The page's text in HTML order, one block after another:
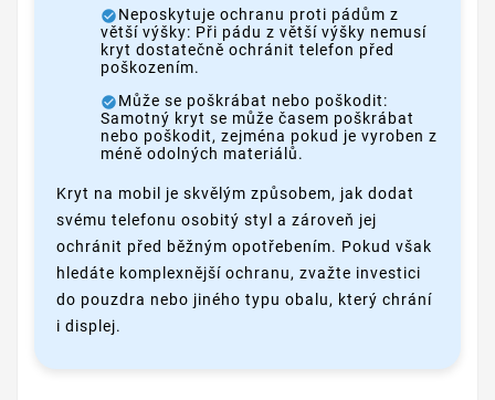
Neposkytuje ochranu proti pádům z
větší výšky: Při pádu z větší výšky nemusí
kryt dostatečně ochránit telefon před
poškozením.
Může se poškrábat nebo poškodit:
Samotný kryt se může časem poškrábat
nebo poškodit, zejména pokud je vyroben z
méně odolných materiálů.
Kryt na mobil je skvělým způsobem, jak dodat
svému telefonu osobitý styl a zároveň jej
ochránit před běžným opotřebením. Pokud však
hledáte komplexnější ochranu, zvažte investici
do pouzdra nebo jiného typu obalu, který chrání
i displej.